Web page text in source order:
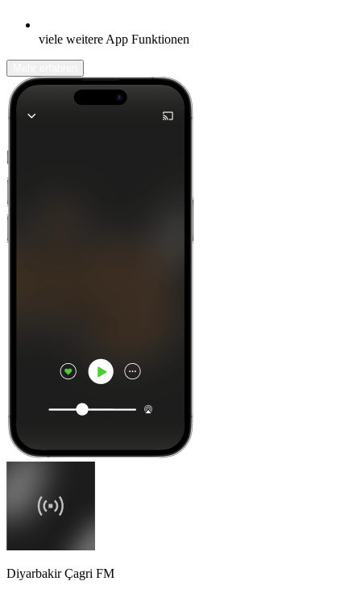
viele weitere App Funktionen
Diyarbakir Çagri FM